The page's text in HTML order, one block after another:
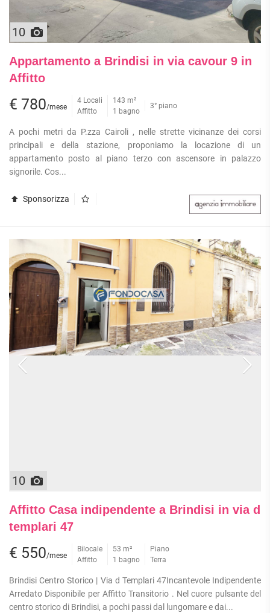
10
Appartamento a Brindisi in via cavour 9 in
Affitto
€ 780/mese
4 Locali
Affitto
143 m²
1 bagno
3° piano
A pochi metri da P.zza Cairoli , nelle strette vicinanze dei corsi
principali e della stazione, proponiamo la locazione di un
appartamento posto al piano terzo con ascensore in palazzo
signorile. Cos...
Sponsorizza
10
Affitto Casa indipendente a Brindisi in via d
templari 47
€ 550/mese
Bilocale
Affitto
53 m²
1 bagno
Piano
Terra
Brindisi Centro Storico | Via d Templari 47Incantevole Indipendente
Arredato Disponibile per Affitto Transitorio . Nel cuore pulsante del
centro storico di Brindisi, a pochi passi dal lungomare e dai...